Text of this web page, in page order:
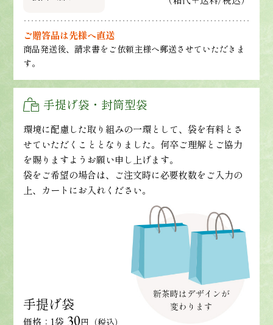
ご贈答品は先様へ直送
商品発送後、請求書をご依頼主様へ郵送させていただきま
す。
手提げ袋・封筒型袋
環境に配慮した取り組みの一環として、袋を有料とさ
せていただくこととなりました。何卒ご理解とご協力
を賜りますようお願い申し上げます。
袋をご希望の場合は、ご注文時に必要枚数をご入力の
上、カートにお入れください。
手提げ袋
価格：1袋 30円（税込）